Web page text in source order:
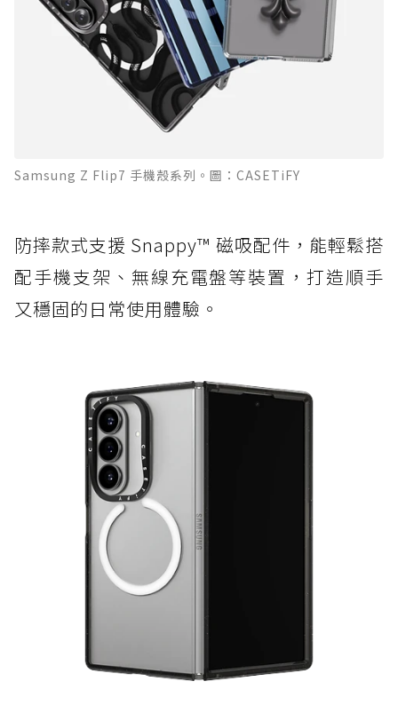
Samsung Z Flip7 手機殼系列。圖：CASETiFY
防摔款式支援 Snappy™ 磁吸配件，能輕鬆搭
配手機支架、無線充電盤等裝置，打造順手
又穩固的日常使用體驗。